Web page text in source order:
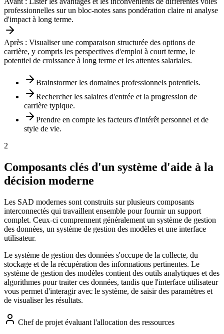
professionnelles sur un bloc-notes sans pondération claire ni analyse
d'impact à long terme.
Après : Visualiser une comparaison structurée des options de
carrière, y compris les perspectives d'emploi à court terme, le
potentiel de croissance à long terme et les attentes salariales.
Brainstormer les domaines professionnels potentiels.
Rechercher les salaires d'entrée et la progression de
carrière typique.
Prendre en compte les facteurs d'intérêt personnel et de
style de vie.
2
Composants clés d'un système d'aide à la
décision moderne
Les SAD modernes sont construits sur plusieurs composants
interconnectés qui travaillent ensemble pour fournir un support
complet. Ceux-ci comprennent généralement un système de gestion
des données, un système de gestion des modèles et une interface
utilisateur.
Le système de gestion des données s'occupe de la collecte, du
stockage et de la récupération des informations pertinentes. Le
système de gestion des modèles contient des outils analytiques et des
algorithmes pour traiter ces données, tandis que l'interface utilisateur
vous permet d'interagir avec le système, de saisir des paramètres et
de visualiser les résultats.
Chef de projet évaluant l'allocation des ressources